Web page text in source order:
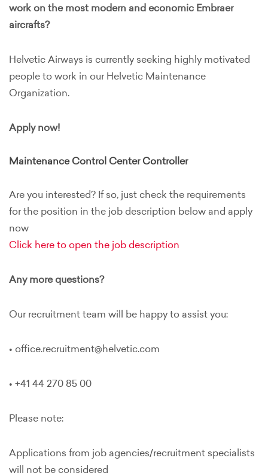
work on the most modern and economic Embraer
aircrafts?
Helvetic Airways is currently seeking highly motivated
people to work in our Helvetic Maintenance
Organization.
Apply now!
Maintenance Control Center Controller
Are you interested? If so, just check the requirements
for the position in the job description below and apply
now
Click here to open the job description
Any more questions?
Our recruitment team will be happy to assist you:
• office.recruitment@helvetic.com
• +41 44 270 85 00
Please note:
Applications from job agencies/recruitment specialists
will not be considered